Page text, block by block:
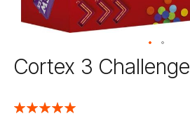
Saltar
al
de
la
Cortex 3 Challenge
Valoración: